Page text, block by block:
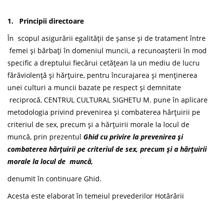
1. Principii directoare
În scopul asigurării egalității de șanse și de tratament între
femei și bărbați în domeniul muncii, a recunoașterii în mod
specific a dreptului fiecărui cetățean la un mediu de lucru
fărăviolență și hărțuire, pentru încurajarea și menținerea
unei culturi a muncii bazate pe respect și demnitate
reciprocă, CENTRUL CULTURAL SIGHETU M. pune în aplicare
metodologia privind prevenirea și combaterea hărțuirii pe
criteriul de sex, precum și a hărțuirii morale la locul de
muncă, prin prezentul Ghid cu privire la prevenirea și
combaterea hărțuirii pe criteriul de sex, precum și a hărțuirii
morale la locul de muncă,
denumit în continuare Ghid.
Acesta este elaborat în temeiul prevederilor Hotărârii